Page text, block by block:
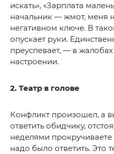
искать», «Зарплата
начальник — жмот, меня
негативном ключе. В
опускает руки.
преуспевает, — в
настроении.
2. Театр в голове
Конфликт произошел, а
ответить обидчику,
неделями прокручиваете
надо было ответить. Это